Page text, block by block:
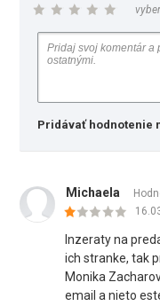
Pridávať hodnotenie
Michaela
Inzeraty na
ich stranke, tak
Monika
email a nieto